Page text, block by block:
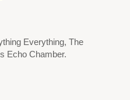
Everything, The
Echo Chamber.